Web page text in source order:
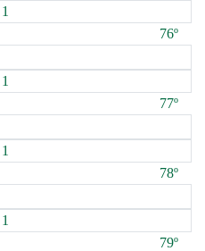
1
76º
1
77º
1
78º
1
79º